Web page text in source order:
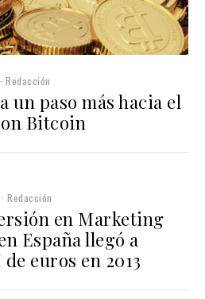
Redacción
un paso más hacia el
Bitcoin
Redacción
en Marketing
España llegó a
de euros en 2013